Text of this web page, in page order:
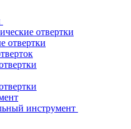
отвертки
отвертки
инструмент